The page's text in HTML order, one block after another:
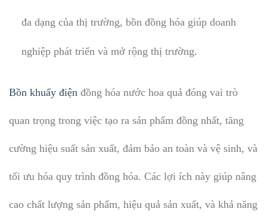
đa dạng của thị trường, bồn đồng hóa giúp doanh
nghiệp phát triển và mở rộng thị trường.
Bồn khuấy điện đồng hóa nước hoa quả đóng vai trò
quan trọng trong việc tạo ra sản phẩm đồng nhất, tăng
cường hiệu suất sản xuất, đảm bảo an toàn và vệ sinh, và
tối ưu hóa quy trình đồng hóa. Các lợi ích này giúp nâng
cao chất lượng sản phẩm, hiệu quả sản xuất, và khả năng